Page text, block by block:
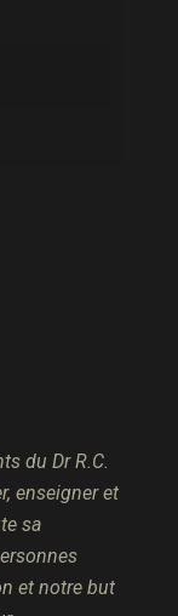
du Dr R.C.
enseigner et
sa
et notre but